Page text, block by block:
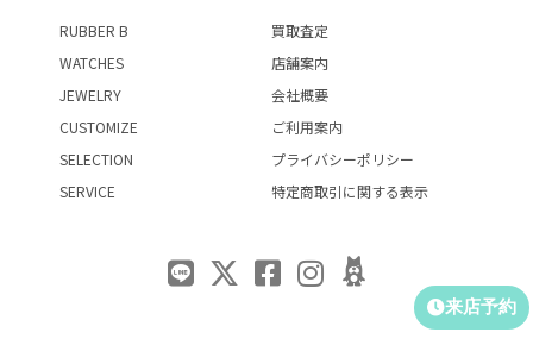
RUBBER B
WATCHES
JEWELRY
CUSTOMIZE
SELECTION
SERVICE
買取査定
店舗案内
会社概要
ご利用案内
プライバシーポリシー
特定商取引に関する表示
来店予約